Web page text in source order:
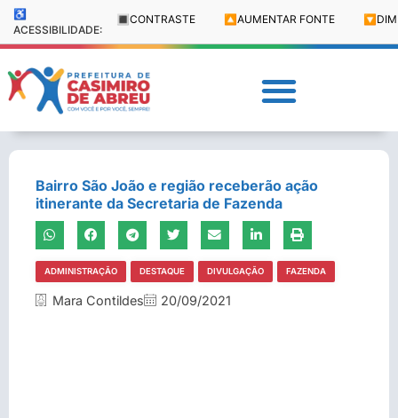
♿
ACESSIBILIDADE:
🔳 CONTRASTE 🔼 AUMENTAR FONTE 🔽
Bairro São João e região receberão ação
itinerante da Secretaria de Fazenda
ADMINISTRAÇÃO DESTAQUE DIVULGAÇÃO FAZENDA
Mara Contildes 20/09/2021